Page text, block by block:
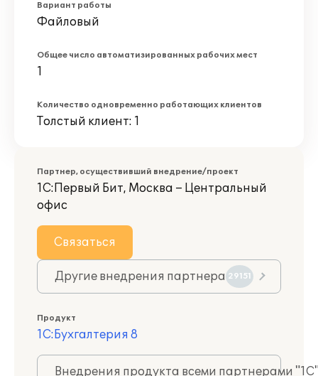
Вариант работы
Файловый
Общее число автоматизированных рабочих мест
1
Количество одновременно работающих клиентов
Толстый клиент: 1
Партнер, осуществивший внедрение/проект
1С:Первый Бит, Москва – Центральный
офис
Связаться
Другие внедрения партнера 29151
Продукт
1С:Бухгалтерия 8
Внедрения продукта всеми партнерами